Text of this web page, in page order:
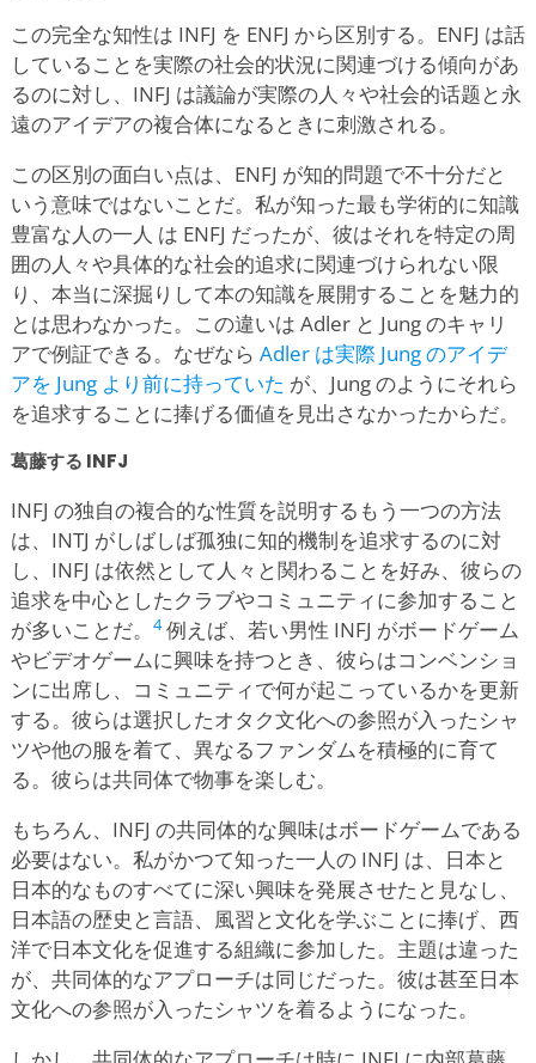
この完全な知性は INFJ を ENFJ から区別する。ENFJ は話
していることを実際の社会的状況に関連づける傾向があ
るのに対し、INFJ は議論が実際の人々や社会的话题と永
遠のアイデアの複合体になるときに刺激される。
この区別の面白い点は、ENFJ が知的問題で不十分だと
いう意味ではないことだ。私が知った最も学術的に知識
豊富な人の一人 は ENFJ だったが、彼はそれを特定の周
囲の人々や具体的な社会的追求に関連づけられない限
り、本当に深掘りして本の知識を展開することを魅力的
とは思わなかった。この違いは Adler と Jung のキャリ
アで例証できる。なぜなら Adler は実際 Jung のアイデ
アを Jung より前に持っていた が、Jung のようにそれら
を追求することに捧げる価値を見出さなかったからだ。
葛藤する INFJ
INFJ の独自の複合的な性質を説明するもう一つの方法
は、INTJ がしばしば孤独に知的機制を追求するのに対
し、INFJ は依然として人々と関わることを好み、彼らの
追求を中心としたクラブやコミュニティに参加すること
が多いことだ。
4例えば、若い男性 INFJ がボードゲーム
やビデオゲームに興味を持つとき、彼らはコンベンショ
ンに出席し、コミュニティで何が起こっているかを更新
する。彼らは選択したオタク文化への参照が入ったシャ
ツや他の服を着て、異なるファンダムを積極的に育て
る。彼らは共同体で物事を楽しむ。
もちろん、INFJ の共同体的な興味はボードゲームである
必要はない。私がかつて知った一人の INFJ は、日本と
日本的なものすべてに深い興味を発展させたと見なし、
日本語の歴史と言語、風習と文化を学ぶことに捧げ、西
洋で日本文化を促進する組織に参加した。主題は違った
が、共同体的なアプローチは同じだった。彼は甚至日本
文化への参照が入ったシャツを着るようになった。